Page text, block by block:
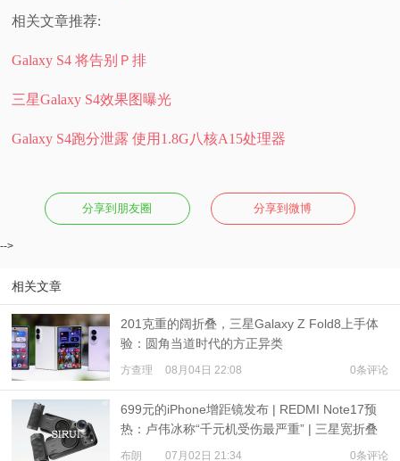
相关文章推荐:
Galaxy S4 将告别Ｐ排
三星Galaxy S4效果图曝光
Galaxy S4跑分泄露 使用1.8G八核A15处理器
分享到朋友圈 分享到微博
-->
相关文章
201克重的阔折叠，三星Galaxy Z Fold8上手体
验：圆角当道时代的方正异类
方查理 08月04日 22:08 0条评论
699元的iPhone增距镜发布 | REDMI Note17预
热：卢伟冰称“千元机受伤最严重” | 三星宽折叠
或7月22日发布
布朗 07月02日 21:34 0条评论